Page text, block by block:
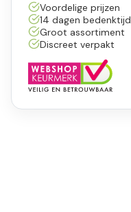
Voordelige prijzen
14 dagen bedenktijd
Groot assortiment
Discreet verpakt